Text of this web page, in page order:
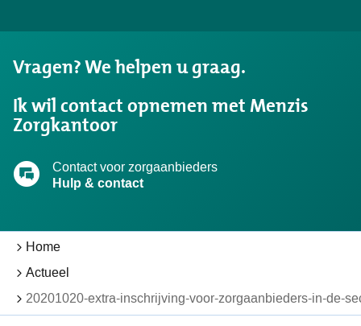
wat
zocht?
Vragen? We helpen u graag.
Ik wil contact opnemen met Menzis
Zorgkantoor
Contact voor zorgaanbieders
Hulp & contact
Home
Actueel
20201020-extra-inschrijving-voor-zorgaanbieders-in-de-